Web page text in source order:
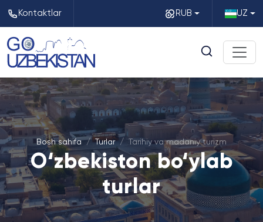
Kontaktlar RUB UZ
Bosh sahifa Turlar Tarihiy va madaniy turizm
O‘zbekiston bo‘ylab
turlar